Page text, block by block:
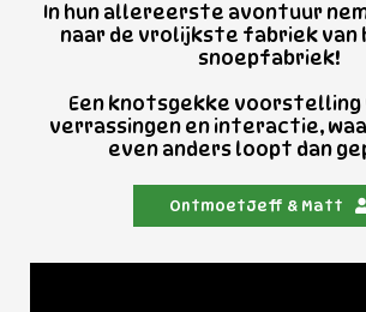
In hun allereerste avontuur
naar de vrolijkste fabriek van
snoepfabriek!
Een knotsgekke voorstelling
verrassingen en interactie,
even anders loopt dan
OntmoetJeff & Matt